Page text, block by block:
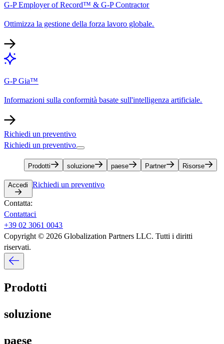
G-P Employer of Record™ & G-P Contractor​​
Ottimizza la gestione della forza lavoro globale.​​
G-P Gia™​​
Informazioni sulla conformità basate sull'intelligenza artificiale.​​
Richiedi un preventivo​​
Richiedi un preventivo​​
Prodotti​​ soluzione​​ paese​​ Partner​​ Risorse​​
Accedi​​ Richiedi un preventivo​​
Contatta:​​
Contattaci​​
+39 02 3061 0043​​
Copyright © 2026 Globalization Partners LLC. Tutti i diritti
riservati.​​
Prodotti​​
soluzione​​
paese​​